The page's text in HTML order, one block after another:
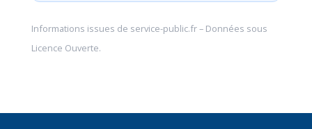
Informations issues de service-public.fr– Données sous
Licence Ouverte.